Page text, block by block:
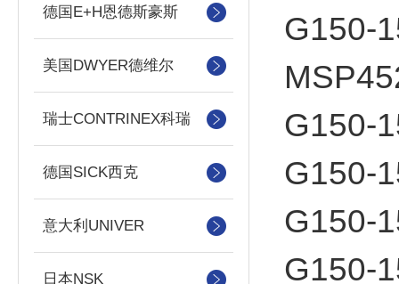
德国E+H恩德斯豪斯
美国DWYER德维尔
瑞士CONTRINEX科瑞
德国SICK西克
意大利UNIVER
日本NSK
G150-
G150-
G150-
G150-
G150-